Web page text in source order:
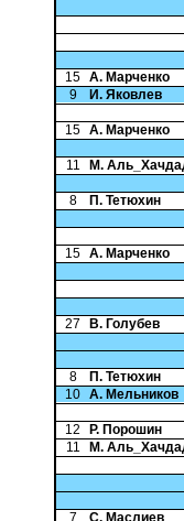
15 А. Марченко
9
И. Яковлев
15 А. Марченко
11
М.
8
П. Тетюхин
15 А. Марченко
27
В. Голубев
8
П. Тетюхин
10 А. Мельников
12
Р. Порошин
11
М.
7
С. Маслиев